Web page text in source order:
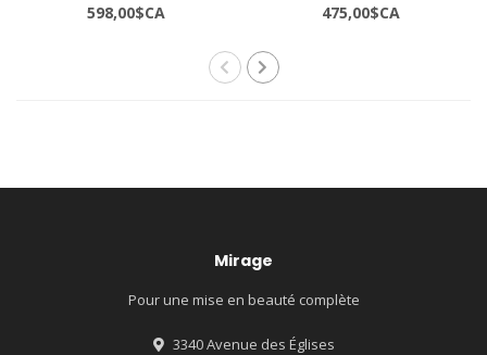
598,00$CA 475,00$CA
Mirage
Pour une mise en beauté complète
3340 Avenue des Églises